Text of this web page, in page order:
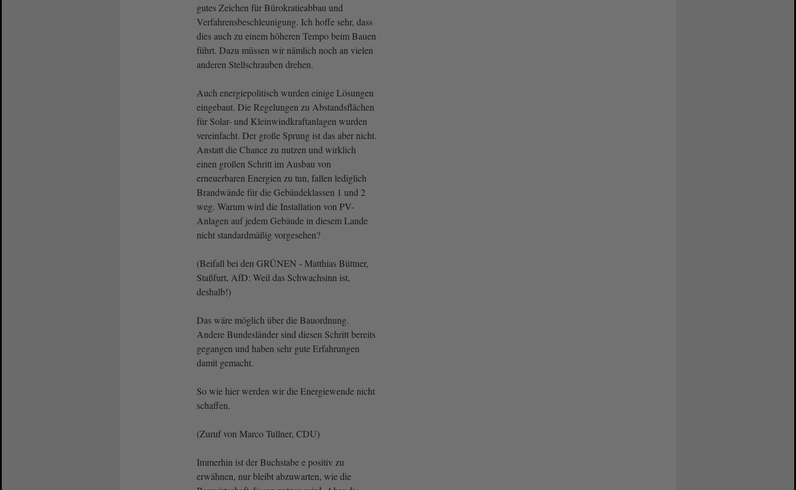
gutes Zeichen für Bürokratieabbau und
Verfahrensbeschleunigung. Ich hoffe sehr, dass
dies auch zu einem höheren Tempo beim Bauen
führt. Dazu müssen wir nämlich noch an vielen
anderen Stellschrauben drehen.
Auch energiepolitisch wurden einige Lösungen
eingebaut. Die Regelungen zu Abstandsflächen
für Solar- und Kleinwindkraftanlagen wurden
vereinfacht. Der große Sprung ist das aber nicht.
Anstatt die Chance zu nutzen und wirklich
einen großen Schritt im Ausbau von
erneuerbaren Energien zu tun, fallen lediglich
Brandwände für die Gebäudeklassen 1 und 2
weg. Warum wird die Installation von PV-
Anlagen auf jedem Gebäude in diesem Lande
nicht standardmäßig vorgesehen?
(Beifall bei den GRÜNEN - Matthias Büttner,
Staßfurt, AfD: Weil das Schwachsinn ist,
deshalb!)
Das wäre möglich über die Bauordnung.
Andere Bundesländer sind diesen Schritt bereits
gegangen und haben sehr gute Erfahrungen
damit gemacht.
So wie hier werden wir die Energiewende nicht
schaffen.
(Zuruf von Marco Tullner, CDU)
Immerhin ist der Buchstabe e positiv zu
erwähnen, nur bleibt abzuwarten, wie die